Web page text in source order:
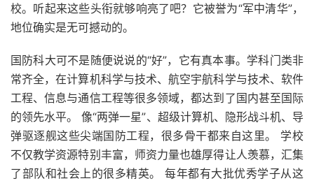
校。听起来这些头衔就够响亮了吧？它被誉为“军中清华”，
地位确实是无可撼动的。
国防科大可不是随便说说的“好”，它有真本事。学科门类非
常齐全，在计算机科学与技术、航空宇航科学与技术、软件
工程、信息与通信工程等很多领域，都达到了国内甚至国际
的领先水平。 像“两弹一星”、超级计算机、隐形战斗机、导
弹驱逐舰这些尖端国防工程，很多骨干都来自这里。 学校
不仅教学资源特别丰富，师资力量也雄厚得让人羡慕，汇集
了部队和社会上的很多精英。 每年都有大批优秀学子从这